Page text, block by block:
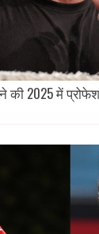
ने की 2025 में